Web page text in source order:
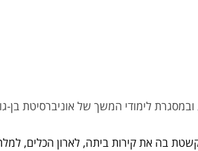
לימודי המשך של אוניברסיטת בן-
בה את קירות ביתה, לארון הכלים,